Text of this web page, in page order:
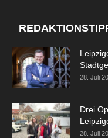
28. Juli
Drei
28. Juli